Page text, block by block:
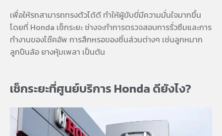
เพื่อให้รถสามารถทรงตัวได้ดี ทำให้ผู้ขับขี่มีความมั่นใจมากขึ้น
โดยที่ Honda เช็กระยะ ช่างจะทำการตรวจสอบการรั่วซึมและการ
ทำงานของโช๊คอัพ การสึกหรอของชิ้นส่วนต่างๆ เช่นลูกหมาก
ลูกปืนล้อ ยางหุ้มเพลา เป็นต้น
เช็กระยะที่ศูนย์บริการ Honda ดียังไง?